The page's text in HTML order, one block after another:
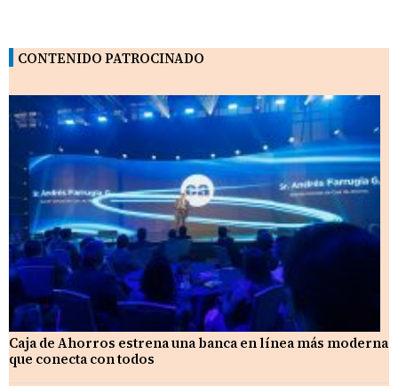
CONTENIDO PATROCINADO
Caja de Ahorros estrena una banca en línea más moderna
que conecta con todos